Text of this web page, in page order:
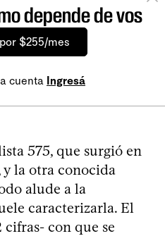
depende de vos
$255/mes
cuenta Ingresá
575, que surgió en
y la otra conocida
alude a la
caracterizarla. El
con que se